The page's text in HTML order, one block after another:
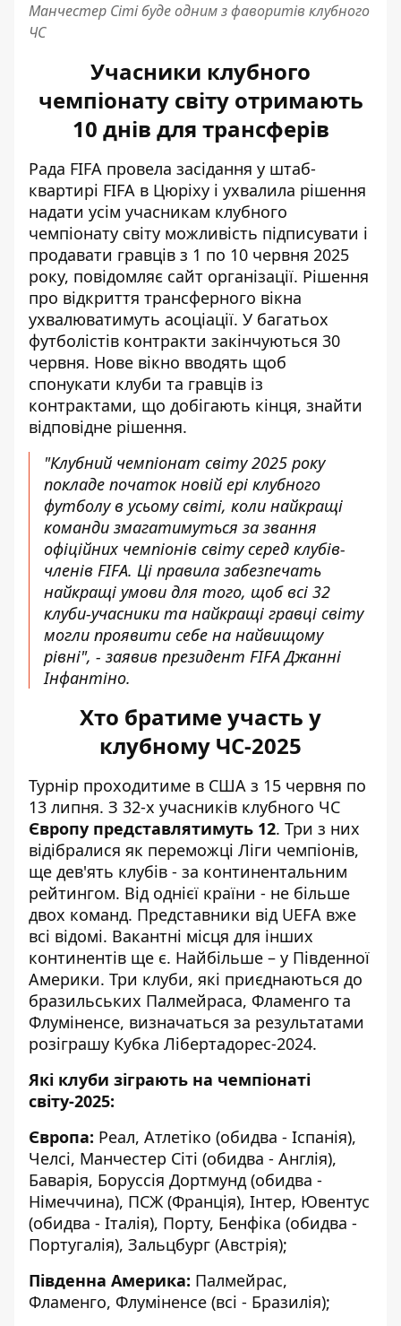
Манчестер Сіті буде одним з фаворитів клубного
ЧС
Учасники клубного
чемпіонату світу отримають
10 днів для трансферів
Рада FIFA провела засідання у штаб-
квартирі FIFA в Цюріху і ухвалила рішення
надати усім учасникам клубного
чемпіонату світу можливість підписувати і
продавати гравців з 1 по 10 червня 2025
року, повідомляє сайт організації. Рішення
про відкриття трансферного вікна
ухвалюватимуть асоціації. У багатьох
футболістів контракти закінчуються 30
червня. Нове вікно вводять щоб
спонукати клуби та гравців із
контрактами, що добігають кінця, знайти
відповідне рішення.
"Клубний чемпіонат світу 2025 року
покладе початок новій ері клубного
футболу в усьому світі, коли найкращі
команди змагатимуться за звання
офіційних чемпіонів світу серед клубів-
членів FIFA. Ці правила забезпечать
найкращі умови для того, щоб всі 32
клуби-учасники та найкращі гравці світу
могли проявити себе на найвищому
рівні", - заявив президент FIFA Джанні
Інфантіно.
Хто братиме участь у
клубному ЧС-2025
Турнір проходитиме в США з 15 червня по
13 липня. З 32-х учасників клубного ЧС
Європу представлятимуть 12. Три з них
відібралися як переможці Ліги чемпіонів,
ще дев'ять клубів - за континентальним
рейтингом. Від однієї країни - не більше
двох команд. Представники від UEFA вже
всі відомі. Вакантні місця для інших
континентів ще є. Найбільше – у Південної
Америки. Три клуби, які приєднаються до
бразильських Палмейраса, Фламенго та
Флуміненсе, визначаться за результатами
розіграшу Кубка Лібертадорес-2024.
Які клуби зіграють на чемпіонаті
світу-2025:
Європа: Реал, Атлетіко (обидва - Іспанія),
Челсі, Манчестер Сіті (обидва - Англія),
Баварія, Боруссія Дортмунд (обидва -
Німеччина), ПСЖ (Франція), Інтер, Ювентус
(обидва - Італія), Порту, Бенфіка (обидва -
Португалія), Зальцбург (Австрія);
Південна Америка: Палмейрас,
Фламенго, Флуміненсе (всі - Бразилія);